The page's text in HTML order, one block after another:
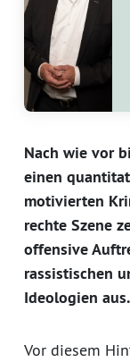
Nach wie vor
einen
motivierten
rechte Szene
offensive
rassistischen
Ideologien aus.
Vor diesem